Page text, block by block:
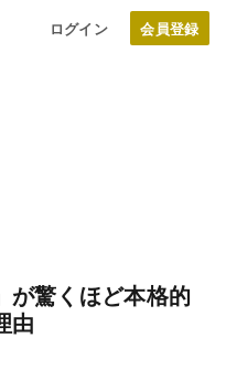
ログイン
が驚くほど本格的
由